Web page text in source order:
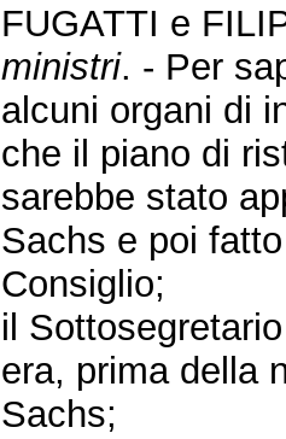
FUGATTI e
ministri. - Per
alcuni organi di
che il piano di
sarebbe stato
Sachs e poi
Consiglio;
il
era, prima della
Sachs;